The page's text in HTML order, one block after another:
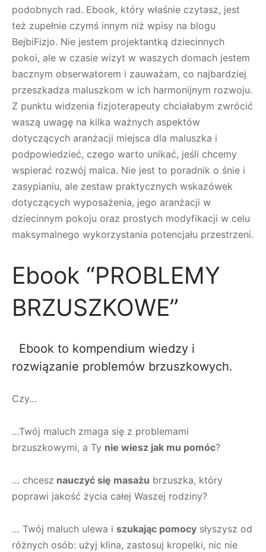
podobnych rad. Ebook, który właśnie czytasz, jest
też zupełnie czymś innym niż wpisy na blogu
BejbiFizjo. Nie jestem projektantką dziecinnych
pokoi, ale w czasie wizyt w waszych domach jestem
bacznym obserwatorem i zauważam, co najbardziej
przeszkadza maluszkom w ich harmonijnym rozwoju.
Z punktu widzenia fizjoterapeuty chciałabym zwrócić
waszą uwagę na kilka ważnych aspektów
dotyczących aranżacji miejsca dla maluszka i
podpowiedzieć, czego warto unikać, jeśli chcemy
wspierać rozwój malca. Nie jest to poradnik o śnie i
zasypianiu, ale zestaw praktycznych wskazówek
dotyczących wyposażenia, jego aranżacji w
dziecinnym pokoju oraz prostych modyfikacji w celu
maksymalnego wykorzystania potencjału przestrzeni.
Ebook “PROBLEMY
BRZUSZKOWE”
Ebook to kompendium wiedzy i
rozwiązanie problemów brzuszkowych.
Czy…
…Twój maluch zmaga się z problemami
brzuszkowymi, a Ty nie wiesz jak mu pomóc?
… chcesz nauczyć się masażu brzuszka, który
poprawi jakość życia całej Waszej rodziny?
… Twój maluch ulewa i szukając pomocy słyszysz od
różnych osób: użyj klina, zastosuj kropelki, nic nie